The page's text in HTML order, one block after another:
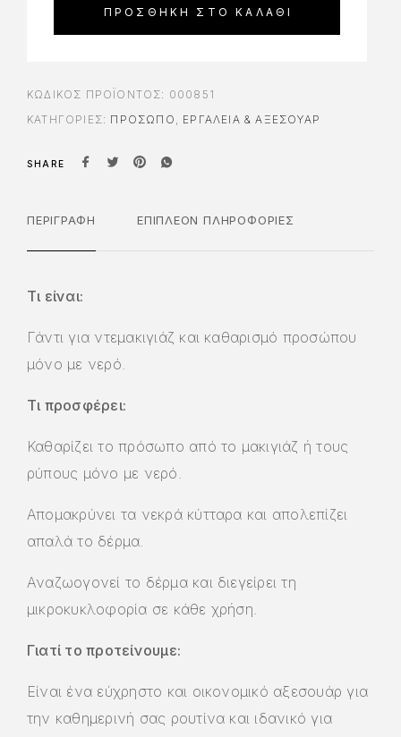
ΠΡΟΣΘΉΚΗ ΣΤΟ ΚΑΛΆΘΙ
ΚΩΔΙΚΌΣ ΠΡΟΪΌΝΤΟΣ: 000851
ΚΑΤΗΓΟΡΊΕΣ: ΠΡΟΣΩΠΟ , ΕΡΓΑΛΕΊΑ & ΑΞΕΣΟΥΆΡ
SHARE
ΠΕΡΙΓΡΑΦΉ ΕΠΙΠΛΈΟΝ ΠΛΗΡΟΦΟΡΊΕΣ
Τι είναι:
Γάντι για ντεμακιγιάζ και καθαρισμό προσώπου
μόνο με νερό.
Τι προσφέρει:
Καθαρίζει το πρόσωπο από το μακιγιάζ ή τους
ρύπους μόνο με νερό.
Απομακρύνει τα νεκρά κύτταρα και απολεπίζει
απαλά το δέρμα.
Αναζωογονεί το δέρμα και διεγείρει τη
μικροκυκλοφορία σε κάθε χρήση.
Γιατί το προτείνουμε:
Είναι ένα εύχρηστο και οικονομικό αξεσουάρ για
την καθημερινή σας ρουτίνα και ιδανικό για